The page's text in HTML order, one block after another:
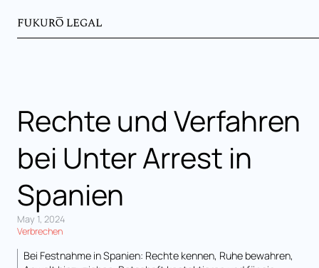
Rechte und Verfahren
bei Unter Arrest in
Spanien
May 1, 2024
Verbrechen
Bei Festnahme in Spanien: Rechte kennen, Ruhe bewahren,